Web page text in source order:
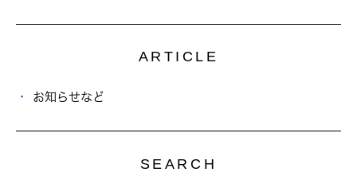
ARTICLE
お知らせなど
SEARCH